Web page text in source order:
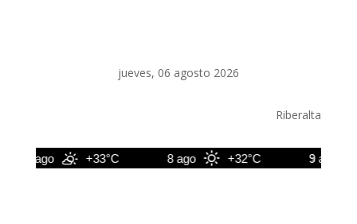
jueves, 06 agosto 2026
Riberalta
7 ago +33°C 8 ago +32°C 9 ago